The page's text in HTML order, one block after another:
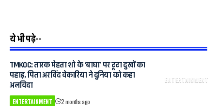
ये भी पढ़े--
ENTERTAINMENT
TMKOC: तारक मेहता शो के ‘बाघा’ पर टूटा दुखों का
पहाड़, पिता अरविंद वेकारिया ने दुनिया को कहा
अलविदा
ENTERTAINMENT 2 months ago